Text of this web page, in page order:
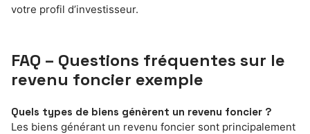
votre profil d’investisseur.
FAQ – Questions fréquentes sur le
revenu foncier exemple
Quels types de biens génèrent un revenu foncier ?
Les biens générant un revenu foncier sont principalement